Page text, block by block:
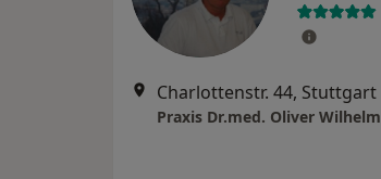
Charlottenstr. 44, Stuttgart